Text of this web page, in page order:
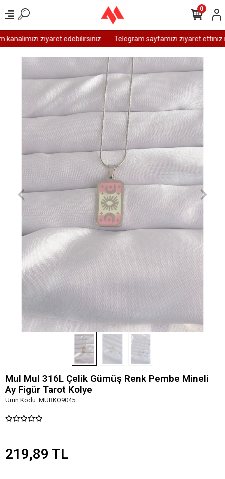
ziyaret edebilirsiniz Telegram sayfamızı ziyaret ettiniz
0
MuI MuI 316L Çelik Gümüş Renk Pembe Mineli
Ay Figür Tarot Kolye
Ürün Kodu: MUBKO9045
219,89 TL